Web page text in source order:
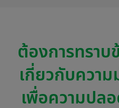
ต้องการทราบ
เกี่ยวกับความ
เพื่อความปล